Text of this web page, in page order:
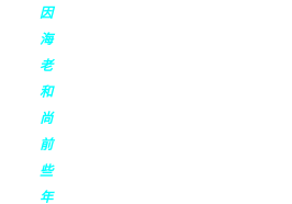
因
海
老
和
尚
前
些
年